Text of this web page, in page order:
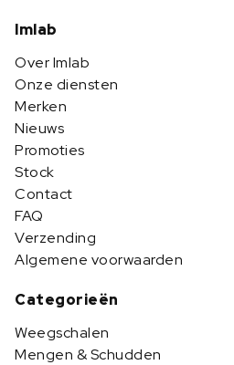
Imlab
Over Imlab
Onze diensten
Merken
Nieuws
Promoties
Stock
Contact
FAQ
Verzending
Algemene voorwaarden
Categorieën
Weegschalen
Mengen & Schudden